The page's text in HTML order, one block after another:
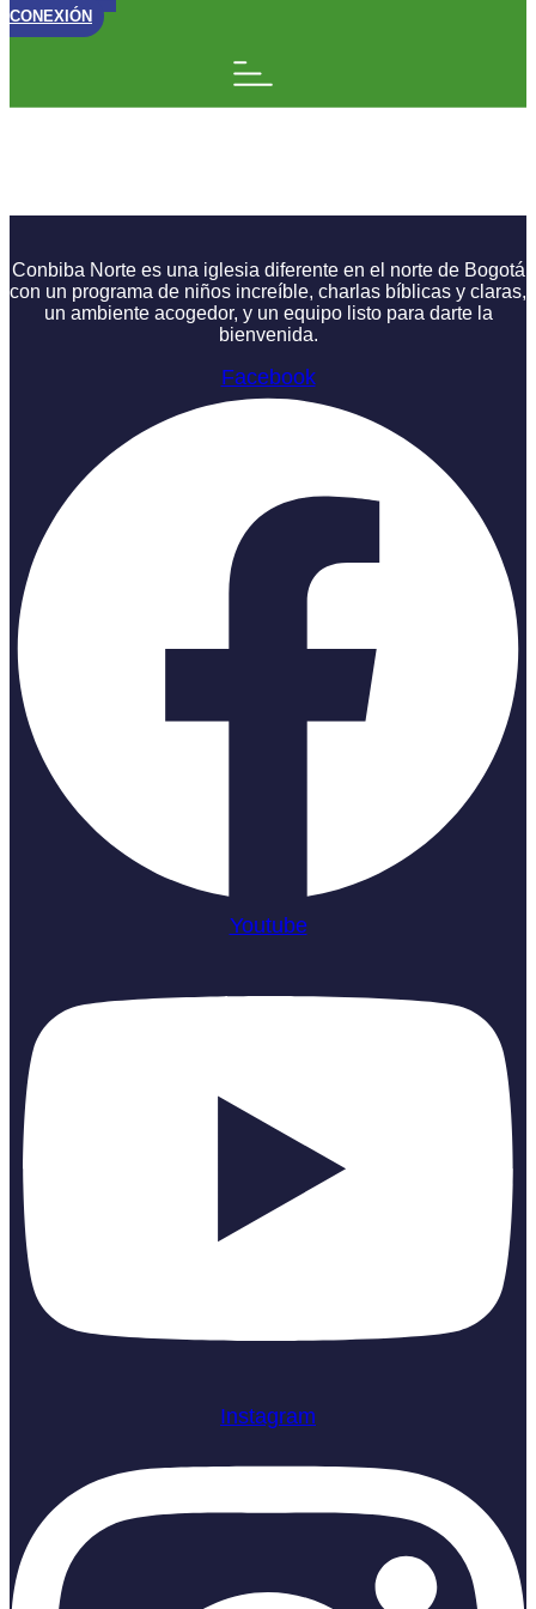
CONEXIÓN
Conbiba Norte es una iglesia diferente en el norte de Bogotá
con un programa de niños increíble, charlas bíblicas y claras,
un ambiente acogedor, y un equipo listo para darte la
bienvenida.
Facebook
Youtube
Instagram